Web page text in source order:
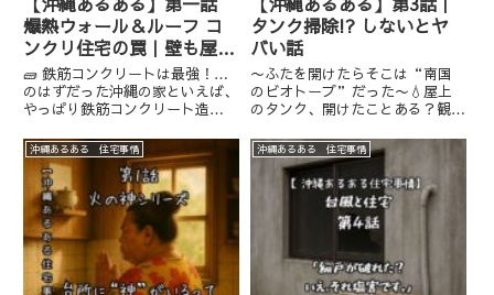
爆熱ウォール＆ルーフ コ
ンクリ住宅の罠｜壁も屋根
もサウナになる！？
🧱 鉄筋コンクリートは最強！…
のはずだった沖縄の家といえば、
やっぱり鉄筋コンクリート造
も強くて、安心・安全・頑丈！🧓
「昔は“木造は飛ぶ”って言わ
れてたさ〜。うちは絶対コンクリ
にしたさ〜」だけど、そんな最強
構造に...
タンク掃除!? しないとヤ
バい話
〜ふたを開けたらそこは“南国
のビオトープ”だった〜💧屋上
のタンク、開けたことある？観光
した。👦「あのタンクって、水道
代節約のための貯水かな？」👧
「ねえ、ていうかさ、あれって…
掃除とかするの？」その瞬間、う
沖縄あるある 住宅事情 沖縄あるある 住宅事情